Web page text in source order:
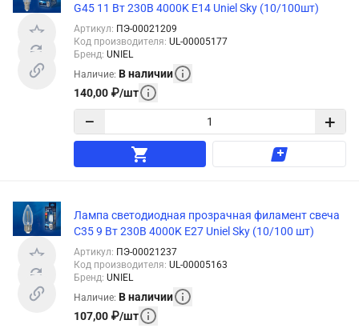
G45 11 Вт 230В 4000K E14 Uniel Sky (10/100шт)
Артикул: ПЭ-00021209
Код производителя: UL-00005177
Бренд: UNIEL
Наличие: В наличии
140,00 ₽/шт
− +
Лампа светодиодная прозрачная филамент свеча
C35 9 Вт 230В 4000K E27 Uniel Sky (10/100 шт)
Артикул: ПЭ-00021237
Код производителя: UL-00005163
Бренд: UNIEL
Наличие: В наличии
107,00 ₽/шт